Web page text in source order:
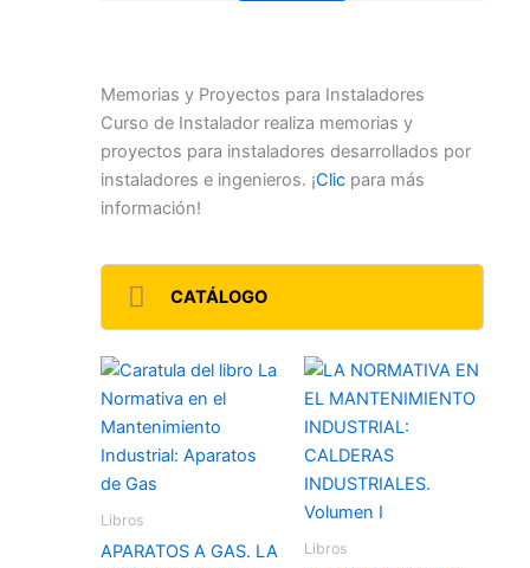
Memorias y Proyectos para Instaladores
Curso de Instalador realiza memorias y
proyectos para instaladores desarrollados por
instaladores e ingenieros. ¡Clic para más
información!
CATÁLOGO
Libros
APARATOS A GAS. LA
Libros